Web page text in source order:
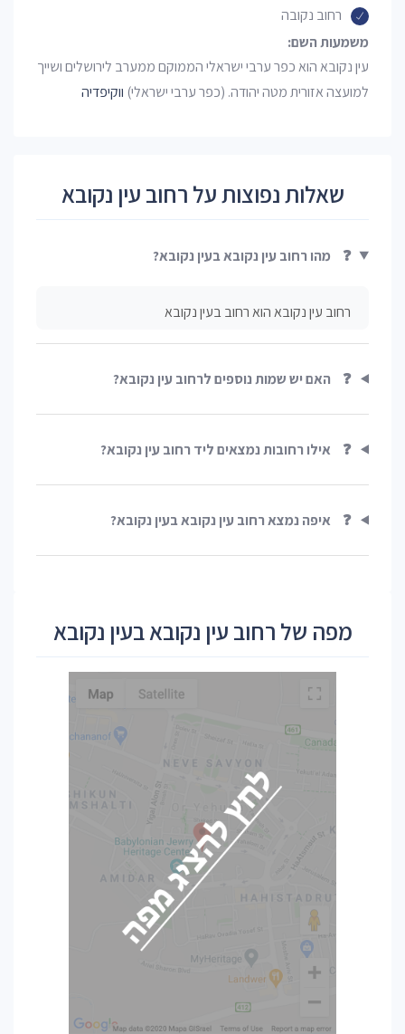
רחוב נקובה
משמעות השם:
עין נקובא הוא כפר ערבי ישראלי הממוקם ממערב לירושלים ושייך
למועצה אזורית מטה יהודה. (כפר ערבי ישראלי) ווקיפדיה
שאלות נפוצות על רחוב עין נקובא
❓ מהו רחוב עין נקובא בעין נקובא?
רחוב עין נקובא הוא רחוב בעין נקובא
❓ האם יש שמות נוספים לרחוב עין נקובא?
❓ אילו רחובות נמצאים ליד רחוב עין נקובא?
❓ איפה נמצא רחוב עין נקובא בעין נקובא?
מפה של רחוב עין נקובא בעין נקובא